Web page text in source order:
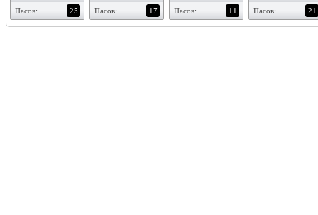
Пасов:
25
Пасов:
17
Пасов:
11
Пасов:
21